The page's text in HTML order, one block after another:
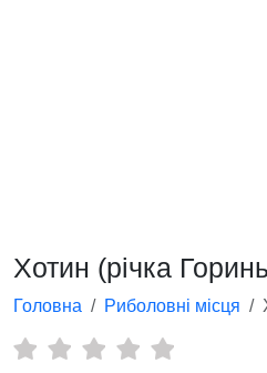
Хотин (річка
Головна Риболовні місця